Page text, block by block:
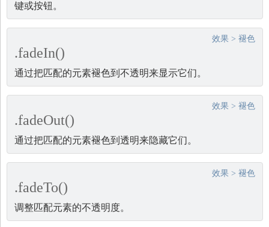
键或按钮。
效果 > 褪色
.fadeIn()
通过把匹配的元素褪色到不透明来显示它们。
效果 > 褪色
.fadeOut()
通过把匹配的元素褪色到透明来隐藏它们。
效果 > 褪色
.fadeTo()
调整匹配元素的不透明度。